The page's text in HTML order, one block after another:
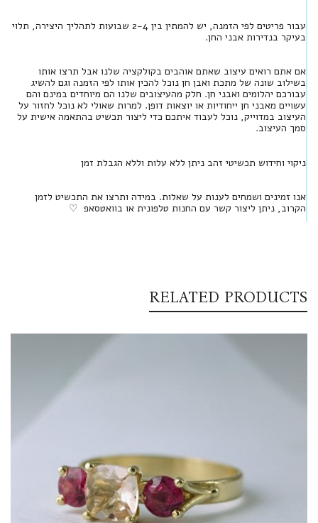
עבור פריטים לפי הזמנה, יש להמתין בין 2-4 שבועות לתהליך היצירה, תלוי
בעיקר בנדירות אבני החן.
אם אתם רואים עיצוב שאתם אוהבים בקולקציה שלנו אבל תרצו אותו
בשילוב שונה של מתכת ואבן חן נוכל להכין אותו לפי הזמנה וגם להשיג
עבורכם יהלומים ואבני חן. חלק מהעיצובים שלנו הם מיוחדים במינם והם
עשויים מאבני חן ייחודיות או יוצאות דופן. למרות שאולי לא נוכל לחזור על
העיצוב במדוייק, נוכל לעבוד איתכם כדי ליצור תכשיט בהתאמה אישית על
סמך העיצוב.
ניקוי וחידוש תכשיטי זהב ניתן ללא עלות וללא הגבלת זמן
אנו זמינים ושמחים לענות על שאלות. במידה ותרצו את התכשיט לזמן
הקרוב, ניתן ליצור קשר עם החנות טלפונית או בוואטסאפ ♡
RELATED PRODUCTS